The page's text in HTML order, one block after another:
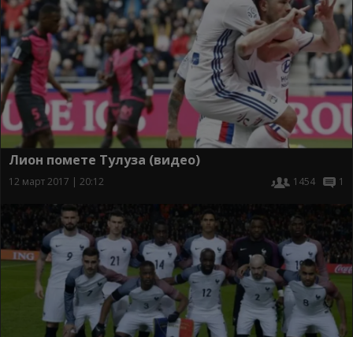
Лион помете Тулуза (видео)
12 март 2017 | 20:12 1454 1